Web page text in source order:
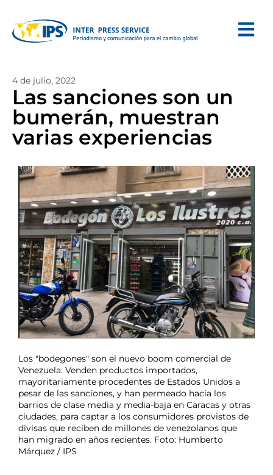
4 de julio, 2022
Las sanciones son un
bumerán, muestran
varias experiencias
Los "bodegones" son el nuevo boom comercial de
Venezuela. Venden productos importados,
mayoritariamente procedentes de Estados Unidos a
pesar de las sanciones, y han permeado hacia los
barrios de clase media y media-baja en Caracas y otras
ciudades, para captar a los consumidores provistos de
divisas que reciben de millones de venezolanos que
han migrado en años recientes. Foto: Humberto
Márquez / IPS